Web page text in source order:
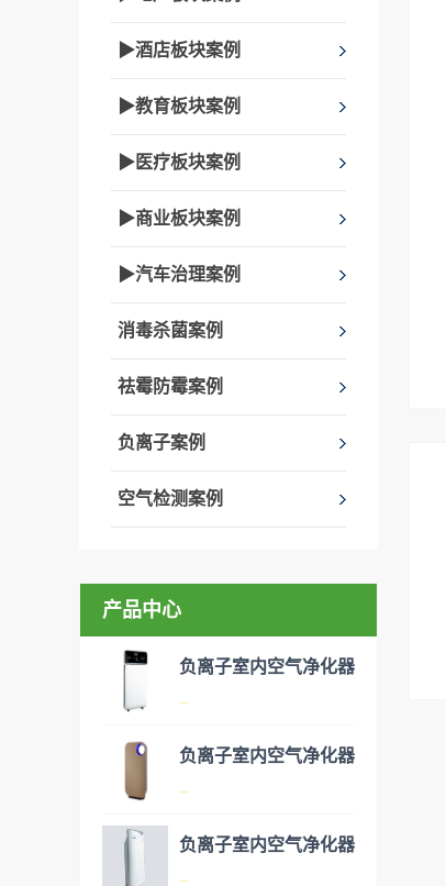
▶酒店板块案例
▶教育板块案例
▶医疗板块案例
▶商业板块案例
▶汽车治理案例
消毒杀菌案例
祛霉防霉案例
负离子案例
空气检测案例
产品中心
负离子室内空气净化器
...
般包括PM2.5、粉尘、花粉、
负离子室内空气净化器
...
负离子室内空气净化器
...